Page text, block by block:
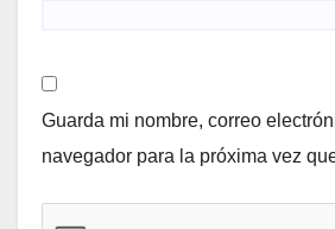
Guarda mi nombre, correo
navegador para la próxima vez